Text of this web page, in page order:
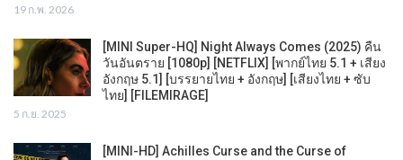
19 ก.พ. 2026
[MINI Super-HQ] Night Always Comes (2025) คืน
วันอันตราย [1080p] [NETFLIX] [พากย์ไทย 5.1 + เสียง
อังกฤษ 5.1] [บรรยายไทย + อังกฤษ] [เสียงไทย + ซับ
ไทย] [FILEMIRAGE]
5 ก.ย. 2025
[MINI-HD] Achilles Curse and the Curse of